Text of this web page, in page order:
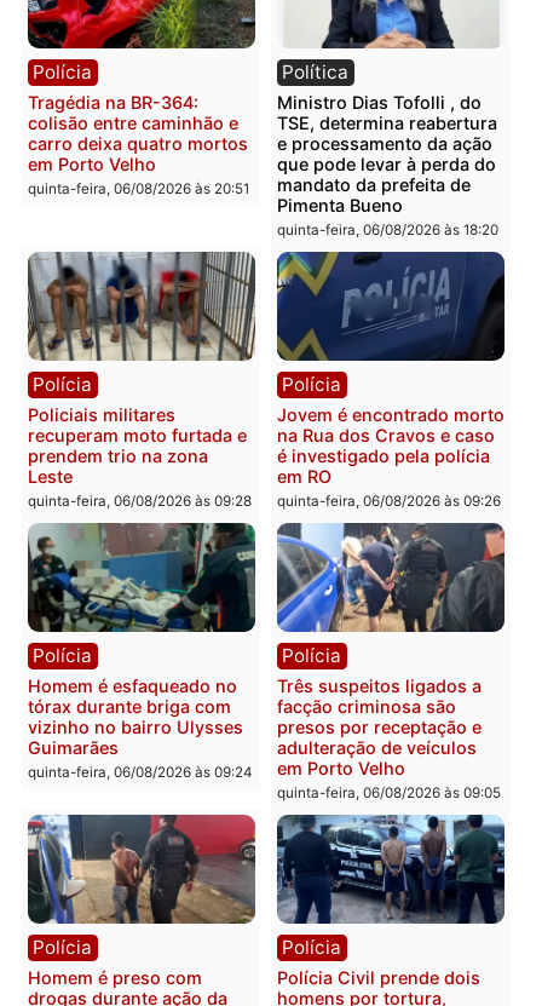
Polícia
Homem é encontrado
morto em residência no
bairro Colina Park em RO
sexta-feira, 07/08/2026 às 09:30
Polícia
Polícia Militar apreende
explosivos e
durante patrulhamento
fluvial no Rio Madeira em
Porto Velho
sexta-feira, 07/08/2026 às
Polícia
Tragédia na BR-364:
colisão entre caminhão e
carro deixa quatro mortos
em Porto Velho
quinta-feira, 06/08/2026 às 20:51
Política
Ministro Dias Tofolli , do
TSE, determina
e processamento da
que pode levar à perda
mandato da prefeita de
Pimenta Bueno
quinta-feira, 06/08/2026 às
Polícia
Policiais militares
prendem trio na zona
Leste
quinta-feira, 06/08/2026 às 09:28
Polícia
Jovem é encontrado
na Rua dos Cravos e
é investigado pela
em RO
quinta-feira, 06/08/2026 às